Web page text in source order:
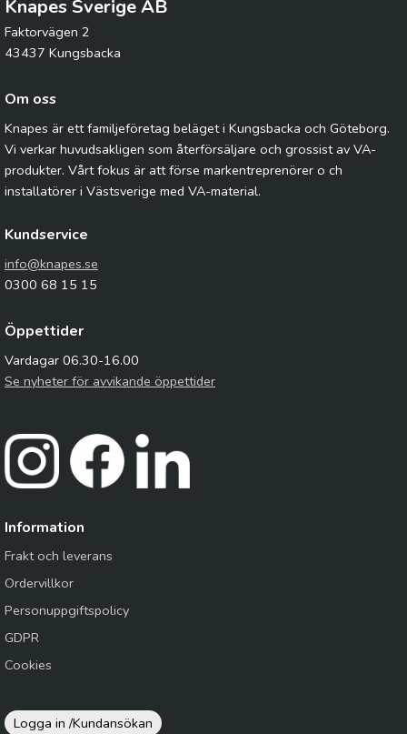
Knapes Sverige AB
Faktorvägen 2
43437 Kungsbacka
Om oss
Knapes är ett familjeföretag beläget i Kungsbacka och Göteborg.
Vi verkar huvudsakligen som återförsäljare och grossist av VA-
produkter. Vårt fokus är att förse markentreprenörer o ch
installatörer i Västsverige med VA-material.
Kundservice
info@knapes.se
0300 68 15 15
Öppettider
Vardagar 06.30-16.00
Se nyheter för avvikande öppettider
Information
Frakt och leverans
Ordervillkor
Personuppgiftspolicy
GDPR
Cookies
Logga in /Kundansökan